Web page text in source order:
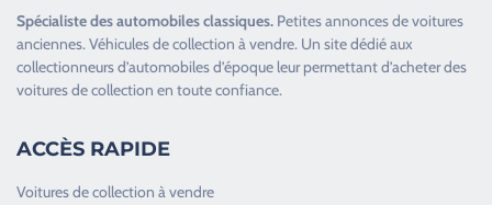
Spécialiste desautomobiles classiques. Petites annonces devoitures
anciennes.Véhicules de collection à vendre. Un site dédié aux
collectionneurs d’automobiles d’époque leur permettant d’acheter des
voitures de collection en toute confiance.
ACCÈS RAPIDE
Voitures de collection à vendre